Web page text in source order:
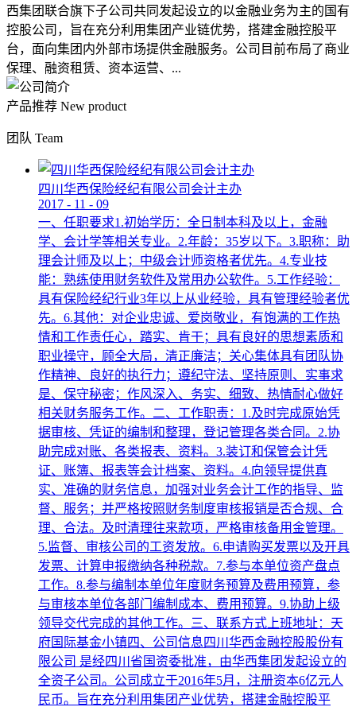
西集团联合旗下子公司共同发起设立的以金融业务为主的国有
控股公司，旨在充分利用集团产业链优势，搭建金融控股平
台，面向集团内外部市场提供金融服务。公司目前布局了商业
保理、融资租赁、资本运营、...
产品推荐 New product
团队 Team
四川华西保险经纪有限公司会计主办
2017 - 11 - 09
一、任职要求1.初始学历：全日制本科及以上，金融
学、会计学等相关专业。2.年龄：35岁以下。3.职称：助
理会计师及以上；中级会计师资格者优先。4.专业技
能：熟练使用财务软件及常用办公软件。5.工作经验：
具有保险经纪行业3年以上从业经验，具有管理经验者优
先。6.其他：对企业忠诚、爱岗敬业，有饱满的工作热
情和工作责任心，踏实、肯干；具有良好的思想素质和
职业操守，顾全大局，清正廉洁；关心集体具有团队协
作精神、良好的执行力；遵纪守法、坚持原则、实事求
是、保守秘密；作风深入、务实、细致、热情耐心做好
相关财务服务工作。二、工作职责：1.及时完成原始凭
据审核、凭证的编制和整理，登记管理各类合同。2.协
助完成对账、各类报表、资料。3.装订和保管会计凭
证、账簿、报表等会计档案、资料。4.向领导提供真
实、准确的财务信息，加强对业务会计工作的指导、监
督、服务；并严格按照财务制度审核报销是否合规、合
理、合法。及时清理往来款项，严格审核备用金管理。
5.监督、审核公司的工资发放。6.申请购买发票以及开具
发票、计算申报缴纳各种税款。7.参与本单位资产盘点
工作。8.参与编制本单位年度财务预算及费用预算，参
与审核本单位各部门编制成本、费用预算。9.协助上级
领导交代完成的其他工作。三、联系方式上班地址：天
府国际基金小镇四、公司信息四川华西金融控股股份有
限公司 是经四川省国资委批准，由华西集团发起设立的
全资子公司。公司成立于2016年5月，注册资本6亿元人
民币。旨在充分利用集团产业优势，搭建金融控股平